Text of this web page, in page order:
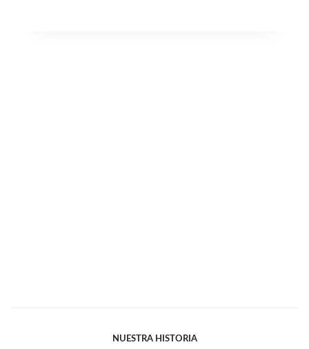
NUESTRA HISTORIA